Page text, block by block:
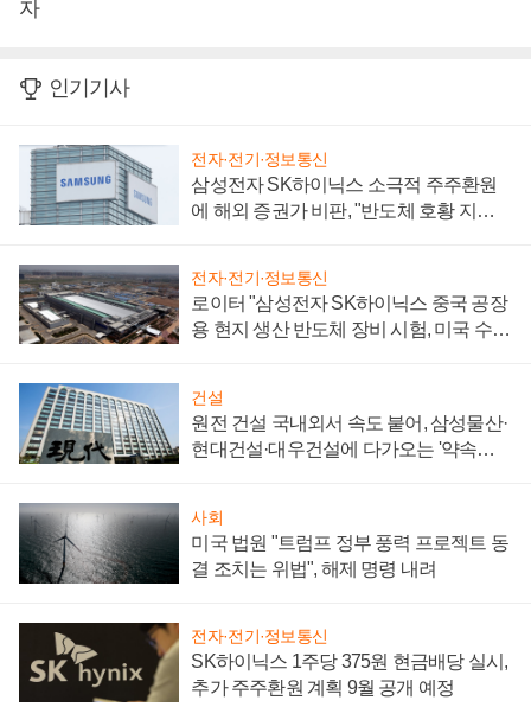
자
인기기사
전자·전기·정보통신
삼성전자 SK하이닉스 소극적 주주환원
에 해외 증권가 비판, "반도체 호황 지속
전자·전기·정보통신
로이터 "삼성전자 SK하이닉스 중국 공장
용 현지 생산 반도체 장비 시험, 미국 수출
건설
원전 건설 국내외서 속도 붙어, 삼성물산·
현대건설·대우건설에 다가오는 '약속의
사회
미국 법원 "트럼프 정부 풍력 프로젝트 동
결 조치는 위법", 해제 명령 내려
전자·전기·정보통신
SK하이닉스 1주당 375원 현금배당 실시,
추가 주주환원 계획 9월 공개 예정